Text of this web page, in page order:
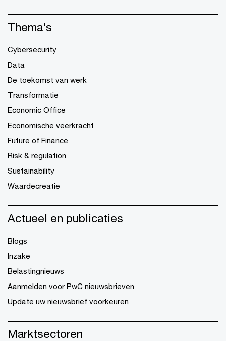
Thema's
Cybersecurity
Data
De toekomst van werk
Transformatie
Economic Office
Economische veerkracht
Future of Finance
Risk & regulation
Sustainability
Waardecreatie
Actueel en publicaties
Blogs
Inzake
Belastingnieuws
Aanmelden voor PwC nieuwsbrieven
Update uw nieuwsbrief voorkeuren
Marktsectoren